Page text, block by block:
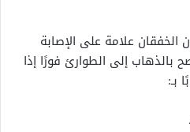
علامة على الإصابة
بالذهاب إلى الطوارئ فورًا إذا
بـ: